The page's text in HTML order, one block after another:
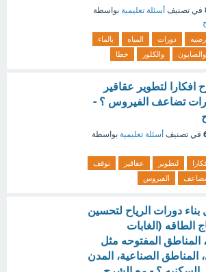
في تصنيف أسئلة تعليمية بواسطة
دورات المياه
بالماء
والصابون والكلور خطا
لتطوير عقاقير
تضاعف الفيروس ؟ -
في تصنيف أسئلة تعليمية بواسطة
لتطوير عقاقير
توقف
تضاعف الفيروس
دورات الرياح لتحسين
الطاقه (الغابات
المناطق المفتوحه مثل
المناطق الصناعية، المدن